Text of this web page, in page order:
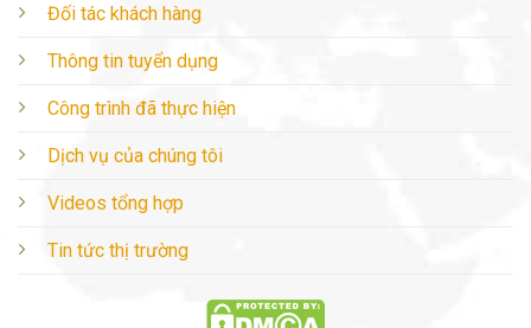
Đối tác khách hàng
Thông tin tuyển dụng
Công trình đã thực hiện
Dịch vụ của chúng tôi
Videos tổng hợp
Tin tức thị trường